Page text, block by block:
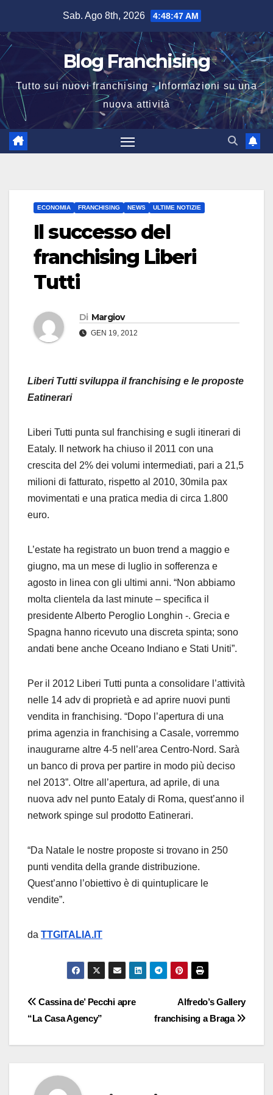
contenuto
Sab. Ago 8th, 2026 4:48:47 AM
Blog Franchising
Tutto sui nuovi franchising - Informazioni su una
nuova attività
ECONOMIA FRANCHISING NEWS ULTIME NOTIZIE
Il successo del
franchising Liberi
Tutti
Di Margiov
GEN 19, 2012
Liberi Tutti sviluppa il franchising e le proposte
Eatinerari
Liberi Tutti punta sul franchising e sugli itinerari di
Eataly. Il network ha chiuso il 2011 con una
crescita del 2% dei volumi intermediati, pari a 21,5
milioni di fatturato, rispetto al 2010, 30mila pax
movimentati e una pratica media di circa 1.800
euro.
L’estate ha registrato un buon trend a maggio e
giugno, ma un mese di luglio in sofferenza e
agosto in linea con gli ultimi anni. “Non abbiamo
molta clientela da last minute – specifica il
presidente Alberto Peroglio Longhin -. Grecia e
Spagna hanno ricevuto una discreta spinta; sono
andati bene anche Oceano Indiano e Stati Uniti”.
Per il 2012 Liberi Tutti punta a consolidare l’attività
nelle 14 adv di proprietà e ad aprire nuovi punti
vendita in franchising. “Dopo l’apertura di una
prima agenzia in franchising a Casale, vorremmo
inaugurarne altre 4-5 nell’area Centro-Nord. Sarà
un banco di prova per partire in modo più deciso
nel 2013”. Oltre all’apertura, ad aprile, di una
nuova adv nel punto Eataly di Roma, quest’anno il
network spinge sul prodotto Eatinerari.
“Da Natale le nostre proposte si trovano in 250
punti vendita della grande distribuzione.
Quest’anno l’obiettivo è di quintuplicare le
vendite”.
da TTGITALIA.IT
Navigazione
articoli
Alfredo’s Gallery
franchising a Braga
Cassina de’ Pecchi apre
“La Casa Agency”